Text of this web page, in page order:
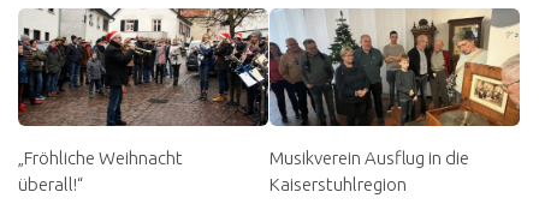
„Fröhliche Weihnacht
überall!“
Musikverein Ausflug in die
Kaiserstuhlregion